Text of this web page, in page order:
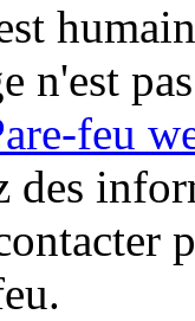
n'est
feu
des